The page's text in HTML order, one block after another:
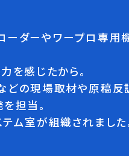
ーダーやワープロ専用
を感じたから。
どの現場取材や原稿反
担当。
ム室が組織されました